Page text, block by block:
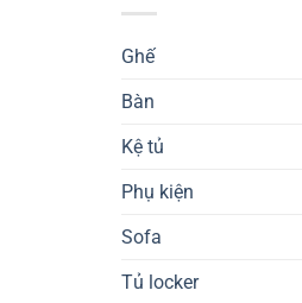
Ghế
Bàn
Kệ tủ
Phụ kiện
Sofa
Tủ locker